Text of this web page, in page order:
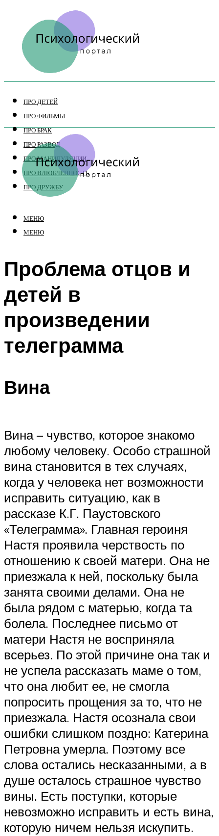
ПРО ДЕТЕЙ
ПРО ФИЛЬМЫ
ПРО БРАК
ПРО РАЗВОД
ПРО МАНИПУЛЯЦИИ
ПРО ВЛЮБЛЕННОСТЬ
ПРО ДРУЖБУ
МЕНЮ
МЕНЮ
Проблема отцов и
детей в
произведении
телеграмма
Вина
Вина – чувство, которое знакомо
любому человеку. Особо страшной
вина становится в тех случаях,
когда у человека нет возможности
исправить ситуацию, как в
рассказе К.Г. Паустовского
«Телеграмма». Главная героиня
Настя проявила черствость по
отношению к своей матери. Она не
приезжала к ней, поскольку была
занята своими делами. Она не
была рядом с матерью, когда та
болела. Последнее письмо от
матери Настя не восприняла
всерьез. По этой причине она так и
не успела рассказать маме о том,
что она любит ее, не смогла
попросить прощения за то, что не
приезжала. Настя осознала свои
ошибки слишком поздно: Катерина
Петровна умерла. Поэтому все
слова остались несказанными, а в
душе осталось страшное чувство
вины. Есть поступки, которые
невозможно исправить и есть вина,
которую ничем нельзя искупить.